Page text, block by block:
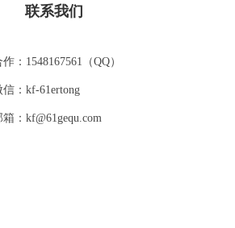
联系我们
：1548167561（QQ）
：kf-61ertong
：kf@61gequ.com